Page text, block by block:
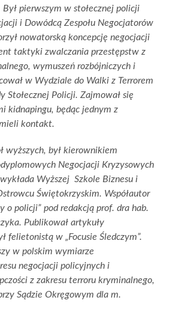
pierwszym w stołecznej policji
i Dowódcą Zespołu Negocjatorów
nowatorską koncepcję negocjacji
taktyki zwalczania przestępstw z
wymuszeń rozbójniczych i
w Wydziale do Walki z Terrorem
Stołecznej Policji. Zajmował się
kidnapingu, będąc jednym z
kontakt.
wyższych, był kierownikiem
Negocjacji Kryzysowych
Wyższej Szkole Biznesu i
Świętokrzyskim. Współautor
o policji” pod redakcją prof. dra hab.
Publikował artykuły
felietonistą w „Focusie Śledczym”.
w polskim wymiarze
negocjacji policyjnych i
z zakresu terroru kryminalnego,
Sądzie Okręgowym dla m.